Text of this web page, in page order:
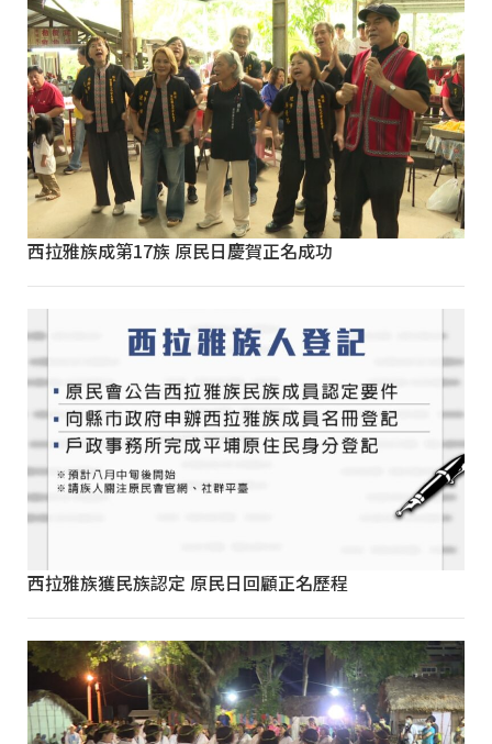
西拉雅族成第17族 原民日慶賀正名成功
西拉雅族獲民族認定 原民日回顧正名歷程